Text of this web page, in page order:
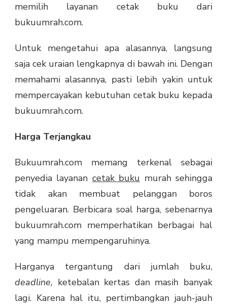
memilih layanan cetak buku dari
bukuumrah.com.
Untuk mengetahui apa alasannya, langsung
saja cek uraian lengkapnya di bawah ini. Dengan
memahami alasannya, pasti lebih yakin untuk
mempercayakan kebutuhan cetak buku kepada
bukuumrah.com.
Harga Terjangkau
Bukuumrah.com memang terkenal sebagai
penyedia layanan cetak buku murah sehingga
tidak akan membuat pelanggan boros
pengeluaran. Berbicara soal harga, sebenarnya
bukuumrah.com memperhatikan berbagai hal
yang mampu mempengaruhinya.
Harganya tergantung dari jumlah buku,
deadline, ketebalan kertas dan masih banyak
lagi. Karena hal itu, pertimbangkan jauh-jauh